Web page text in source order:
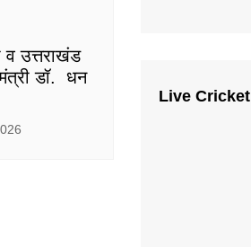
व उत्तराखंड
डॉ. धन
Live Cricket